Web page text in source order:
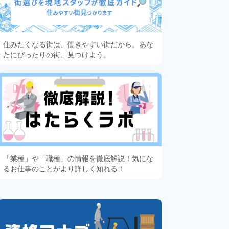
住みたくなる街は、働きやすい街だから。あな
たにぴったりの街、見つけよう。
「業種」や「職種」の情報を徹底解説！気にな
るお仕事のことがより詳しく知れる！